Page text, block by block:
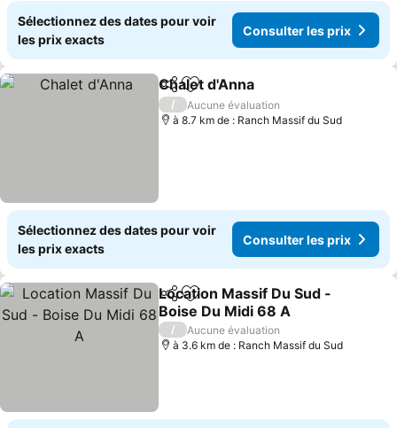
Sélectionnez des dates pour voir
les prix exacts
Consulter les prix
PartagerAjouter à mes favoris
Chalet d'Anna
/
Aucune évaluation
à 8.7 km de : Ranch Massif du Sud
Sélectionnez des dates pour voir
les prix exacts
Consulter les prix
PartagerAjouter à mes favoris
Location Massif Du Sud -
Boise Du Midi 68 A
Consulter les prix
/
Aucune évaluation
à 3.6 km de : Ranch Massif du Sud